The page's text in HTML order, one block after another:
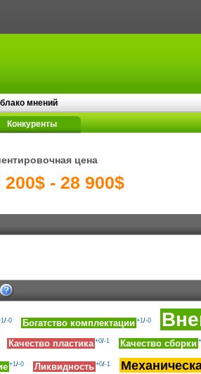
мнений
Конкуренты
цена
200$ - 28 900$
/-0 Богатство комплектации +1/-0
Качество пластика +0/-1 Качество сборки
+1/-0 Ликвидность +0/-1